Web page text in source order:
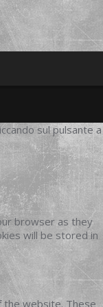
sul pulsante a
browser as they
will be stored in
the website. These